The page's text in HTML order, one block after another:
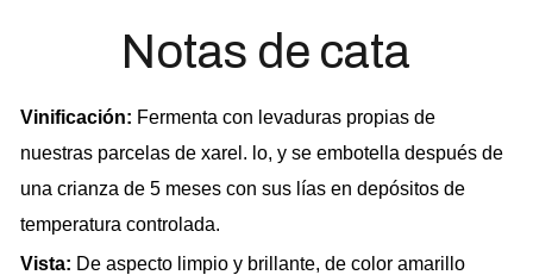
Notas de cata
Vinificación: Fermenta con levaduras propias de
nuestras parcelas de xarel. lo, y se embotella después de
una crianza de 5 meses con sus lías en depósitos de
temperatura controlada.
Vista: De aspecto limpio y brillante, de color amarillo